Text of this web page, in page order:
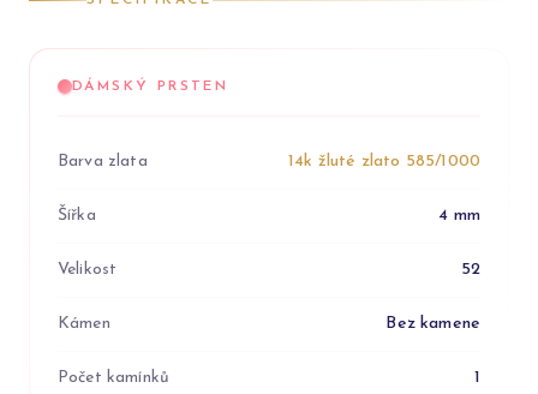
DÁMSKÝ PRSTEN
Barva zlata 14k žluté zlato 585/1000
Šířka 4 mm
Velikost 52
Kámen Bez kamene
Počet kamínků 1